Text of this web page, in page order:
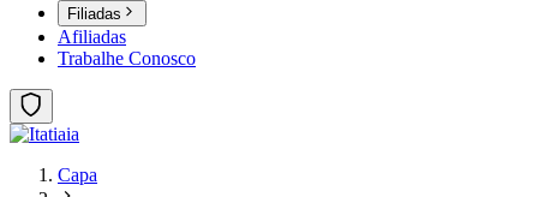
Filiadas
Afiliadas
Trabalhe Conosco
Capa